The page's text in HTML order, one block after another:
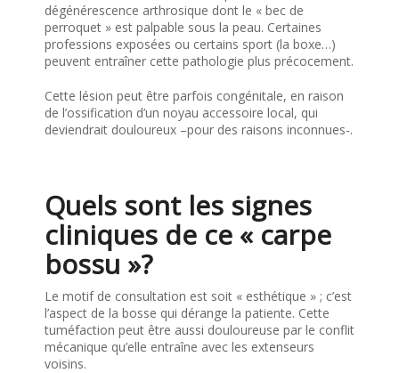
dégénérescence arthrosique dont le « bec de
perroquet » est palpable sous la peau. Certaines
professions exposées ou certains sport (la boxe…)
peuvent entraîner cette pathologie plus précocement.
Cette lésion peut être parfois congénitale, en raison
de l’ossification d’un noyau accessoire local, qui
deviendrait douloureux –pour des raisons inconnues-.
Quels sont les signes
cliniques de ce « carpe
bossu »?
Le motif de consultation est soit « esthétique » ; c’est
l’aspect de la bosse qui dérange la patiente. Cette
tuméfaction peut être aussi douloureuse par le conflit
mécanique qu’elle entraîne avec les extenseurs
voisins.